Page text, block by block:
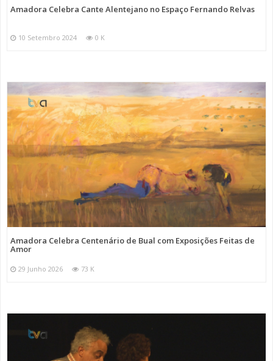
Amadora Celebra Cante Alentejano no Espaço Fernando Relvas
10 Setembro 2024 0 K
Amadora Celebra Centenário de Bual com Exposições Feitas de
Amor
29 Junho 2026 73 K